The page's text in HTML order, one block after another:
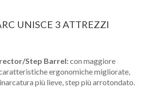
UNISCE 3 ATTREZZI
Step Barrel:con maggiore
ergonomiche migliorate,
più lieve, step più arrotondato.